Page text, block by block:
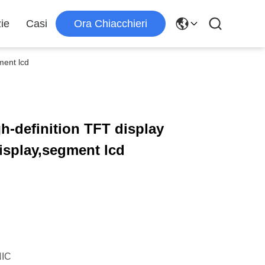
Casi Ora Chiacchieri
lcd
definition TFT display
lcd